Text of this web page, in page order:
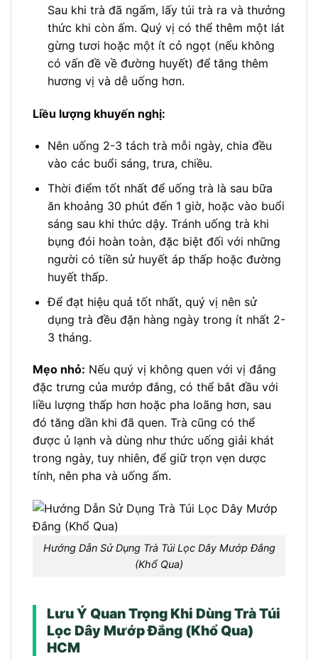
Sau khi trà đã ngấm, lấy túi trà ra và thưởng
thức khi còn ấm. Quý vị có thể thêm một lát
gừng tươi hoặc một ít cỏ ngọt (nếu không
có vấn đề về đường huyết) để tăng thêm
hương vị và dễ uống hơn.
Liều lượng khuyến nghị:
Nên uống 2-3 tách trà mỗi ngày, chia đều
vào các buổi sáng, trưa, chiều.
Thời điểm tốt nhất để uống trà là sau bữa
ăn khoảng 30 phút đến 1 giờ, hoặc vào buổi
sáng sau khi thức dậy. Tránh uống trà khi
bụng đói hoàn toàn, đặc biệt đối với những
người có tiền sử huyết áp thấp hoặc đường
huyết thấp.
Để đạt hiệu quả tốt nhất, quý vị nên sử
dụng trà đều đặn hàng ngày trong ít nhất 2-
3 tháng.
Mẹo nhỏ: Nếu quý vị không quen với vị đắng
đặc trưng của mướp đắng, có thể bắt đầu với
liều lượng thấp hơn hoặc pha loãng hơn, sau
đó tăng dần khi đã quen. Trà cũng có thể
được ủ lạnh và dùng như thức uống giải khát
trong ngày, tuy nhiên, để giữ trọn vẹn dược
tính, nên pha và uống ấm.
Hướng Dẫn Sử Dụng Trà Túi Lọc Dây Mướp Đắng
(Khổ Qua)
Lưu Ý Quan Trọng Khi Dùng Trà Túi
Lọc Dây Mướp Đắng (Khổ Qua)
HCM